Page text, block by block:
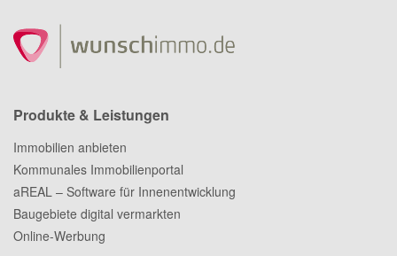
Produkte & Leistungen
Immobilien anbieten
Kommunales Immobilienportal
aREAL – Software für Innenentwicklung
Baugebiete digital vermarkten
Online-Werbung